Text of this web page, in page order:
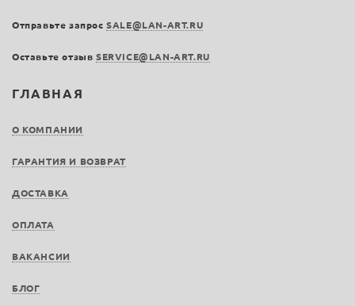
ГЛАВНАЯ
О КОМПАНИИ
ГАРАНТИЯ И ВОЗВРАТ
ДОСТАВКА
ОПЛАТА
ВАКАНСИИ
БЛОГ
Отправьте запросSALE@LAN-ART.RU
Оставьте отзыв SERVICE@LAN-ART.RU